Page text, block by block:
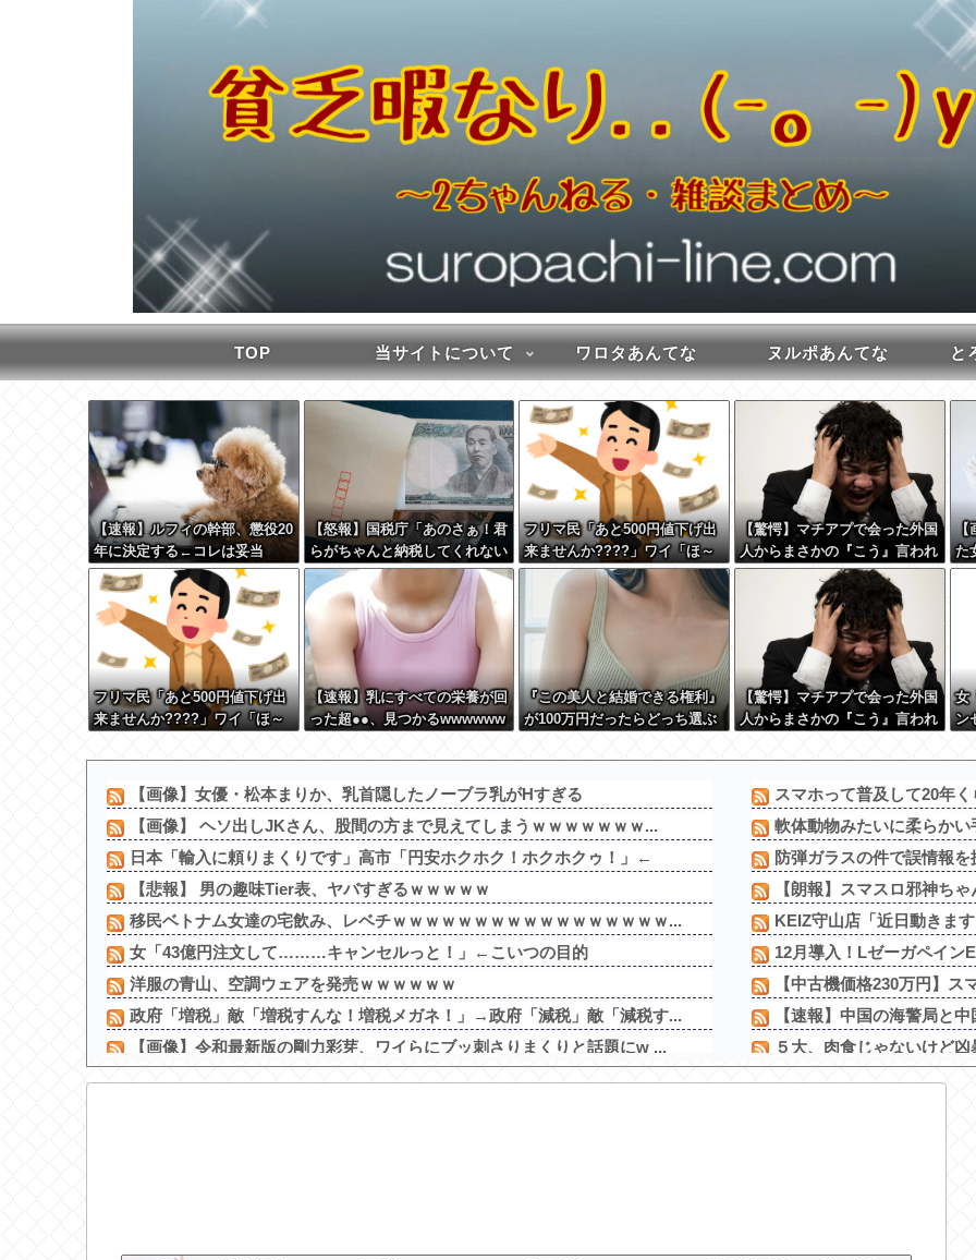
TOP 当サイトについて ワロタあんてな ヌルポあんてな と
【速報】ルフィの幹部、懲役20
年に決定する←コレは妥当
か？？？？？？？
【怒報】国税庁「あのさぁ！君
らがちゃんと納税してくれない
とこうなっちゃうけどどうす
る？！」←これw w w w w w
w w
フリマ民「あと500円値下げ出
来ませんか????」ワイ「ほ～
い購入ｗ」
【驚愕】マチアプで会った外国
人からまさかの『こう』言われ
たんやがこれワイ詰み
か？？？？？？？
【
た
た
フリマ民「あと500円値下げ出
来ませんか????」ワイ「ほ～
【速報】乳にすべての栄養が回
った超●●、見つかるwwwwww
『この美人と結婚できる権利』
が100万円だったらどっち選ぶ
【驚愕】マチアプで会った外国
人からまさかの『こう』言われ
か？？？？？？？
女
ン
【画像】女優・松本まりか、乳首隠したノーブラ乳がHすぎる
【画像】 ヘソ出しJKさん、股間の方まで見えてしまうｗｗｗｗｗｗｗ...
日本「輸入に頼りまくりです」高市「円安ホクホク！ホクホクゥ！」←
【悲報】 男の趣味Tier表、ヤバすぎるｗｗｗｗｗ
移民ベトナム女達の宅飲み、レベチｗｗｗｗｗｗｗｗｗｗｗｗｗｗｗｗｗ...
女「43億円注文して………キャンセルっと！」←こいつの目的
洋服の青山、空調ウェアを発売ｗｗｗｗｗｗ
政府「増税」敵「増税すんな！増税メガネ！」→政府「減税」敵「減税す...
【画像】令和最新版の剛力彩芽、ワイらにブッ刺さりまくりと話題にw ...
【動画】 K-POPアイドルさん、生配信中にメンバー達にチクビを弄...
スマホって普及して20年
軟体動物みたいに柔らか
防弾ガラスの件で誤情報
【朗報】スマスロ邪神ち
KEIZ守山店「近日動きま
12月導入！Lゼーガペイン
【中古機価格230万円】
【速報】中国の海警局と
５大、肉食じゃないけど
【悲報】ロシア、じわじ